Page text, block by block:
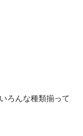
ろんな種類揃って